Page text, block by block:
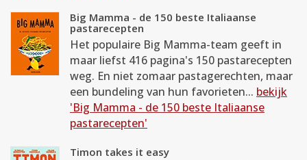
Big Mamma - de 150 beste Italiaanse
pastarecepten
Het populaire Big Mamma-team geeft in
maar liefst 416 pagina's 150 pastarecepten
weg. En niet zomaar pastagerechten, maar
een bundeling van hun favorieten... bekijk
'Big Mamma - de 150 beste Italiaanse
pastarecepten'
Timon takes it easy